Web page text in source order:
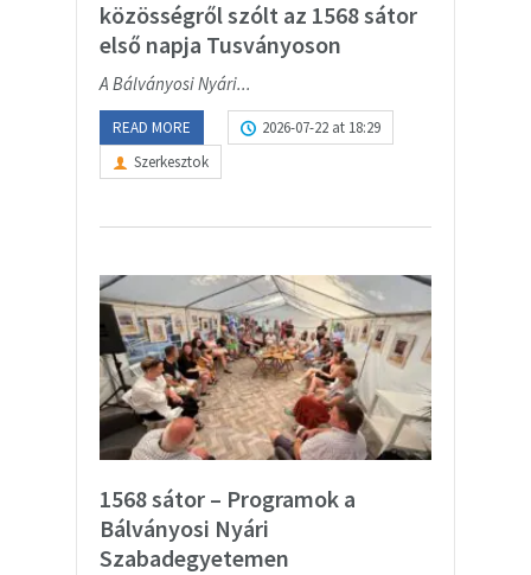
közösségről szólt az 1568 sátor
első napja Tusványoson
A Bálványosi Nyári...
READ MORE
2026-07-22 at 18:29
Szerkesztok
1568 sátor – Programok a
Bálványosi Nyári
Szabadegyetemen